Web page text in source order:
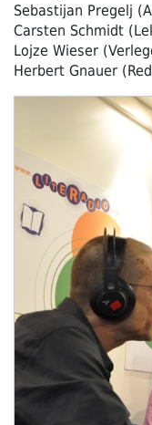
Sebastijan Pregelj
Carsten Schmidt
Lojze Wieser
Herbert Gnauer